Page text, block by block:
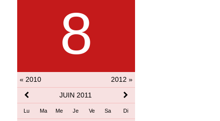
8
« 2010
2012 »
JUIN 2011
Lu Ma Me Je Ve Sa Di